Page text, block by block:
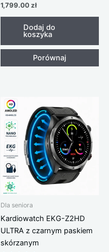
Oceniono
4.88
na 5
1,799.00zł
Dodaj do
koszyka
Porównaj
Dla seniora
Kardiowatch EKG-Z2HD
ULTRA z czarnym paskiem
skórzanym